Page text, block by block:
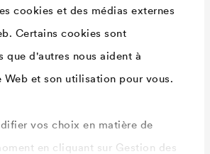
cookies et des médias externes
Certains cookies sont
que d'autres nous aident à
Web et son utilisation pour vous.
vos choix en matière de
en cliquant sur Gestion des